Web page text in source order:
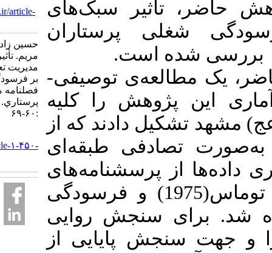
تأثیر سبک‌های
پرستاران
شده‌ است.
توصیفی-
پژوهش را کلیه
تشکیل دادند که از
به‌صورت تصادفی طبقه‌ای
از پرسشنامه‌‌های
سبک‌های مدیریت تعارض توماس(1975) و فرسودگی
شد. برای سنجش روایی
سنجش پایایی از
URL:http://ijnv.ir/article-
حسین زاده علی، یعقوبی
مریم. تأثیر سبک‌های
مدیریت تعارض پرستاران
بر فرسودگی شغلی آنان.
فصلنامه مديريت
پرستاري. ۱۳۹۵; ۵ (۱)
:۶۰-۶۹
http://ijnv.ir/article-۱-۴۵۰-